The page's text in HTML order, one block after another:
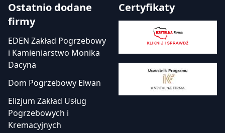
Ostatnio dodane
firmy
EDEN Zakład Pogrzebowy
i Kamieniarstwo Monika
Dacyna
Dom Pogrzebowy Elwan
Elizjum Zakład Usług
Pogrzebowych i
Kremacyjnych
Certyfikaty